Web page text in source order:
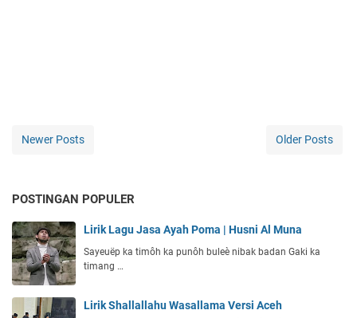
Newer Posts Older Posts
POSTINGAN POPULER
Lirik Lagu Jasa Ayah Poma | Husni Al Muna
Sayeuëp ka timôh ka punôh buleè nibak badan Gaki ka
timang …
Lirik Shallallahu Wasallama Versi Aceh